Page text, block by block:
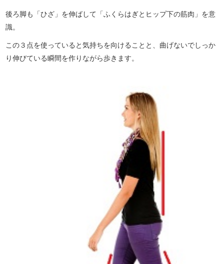
後ろ脚も「ひざ」を伸ばして「ふくらはぎとヒップ下の筋肉」を意
識。
この３点を使っていると気持ちを向けることと、曲げないでしっか
り伸びている瞬間を作りながら歩きます。